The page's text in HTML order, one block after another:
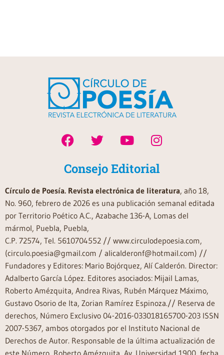
Consejo Editorial
Círculo de Poesía. Revista electrónica de literatura, año 18,
No. 960, febrero de 2026 es una publicación semanal editada
por Territorio Poético A.C., Azabache 136-A, Lomas del
mármol, Puebla, Puebla,
C.P. 72574, Tel. 5610704552 // www.circulodepoesia.com,
(circulo.poesia@gmail.com / alicalderonf@hotmail.com) //
Fundadores y Editores: Mario Bojórquez, Alí Calderón. Director:
Adalberto García López. Editores asociados: Mijail Lamas,
Roberto Amézquita, Andrea Rivas, Rubén Márquez Máximo,
Gustavo Osorio de Ita, Zorian Ramírez Espinoza.// Reserva de
derechos, Número Exclusivo 04-2016-033018165700-203 ISSN
2007-5367, ambos otorgados por el Instituto Nacional de
Derechos de Autor. Responsable de la última actualización de